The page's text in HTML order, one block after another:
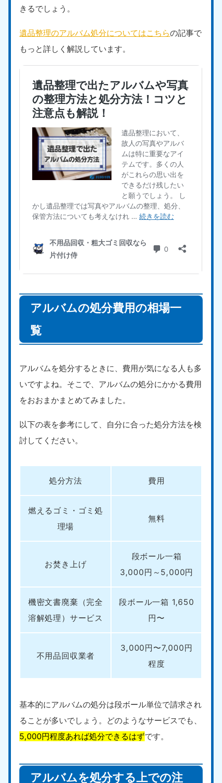
きるでしょう。
遺品整理のアルバム処分についてはこちらの記事で
もっと詳しく解説しています。
アルバムの処分費用の相場一
覧
アルバムを処分するときに、費用が気になる人も多
いですよね。そこで、アルバムの処分にかかる費用
をおおまかまとめてみました。
以下の表を参考にして、自分に合った処分方法を検
討してください。
処分方法 費用
燃えるゴミ・ゴミ処
理場
無料
お焚き上げ
段ボール一箱
3,000円～5,000円
機密文書廃棄（完全
溶解処理）サービス
段ボール一箱 1,650
円〜
不用品回収業者
3,000円〜7,000円
程度
基本的にアルバムの処分は段ボール単位で請求され
ることが多いでしょう。どのようなサービスでも、
5,000円程度あれば処分できるはずです。
アルバムを処分する上での注